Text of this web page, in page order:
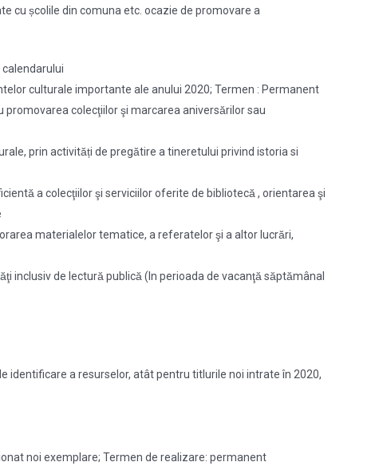
cu școlile din comuna etc. ocazie de promovare a
culturale importante ale anului 2020; Termen : Permanent
colecţiilor şi marcarea aniversărilor sau
prin activități de pregătire a tineretului privind istoria si
a colecţiilor şi serviciilor oferite de bibliotecă , orientarea şi
materialelor tematice, a referatelor şi a altor lucrări,
inclusiv de lectură publică (In perioada de vacanţă săptămânal
identificare a resurselor, atât pentru titlurile noi intrate în 2020,
noi exemplare; Termen de realizare: permanent